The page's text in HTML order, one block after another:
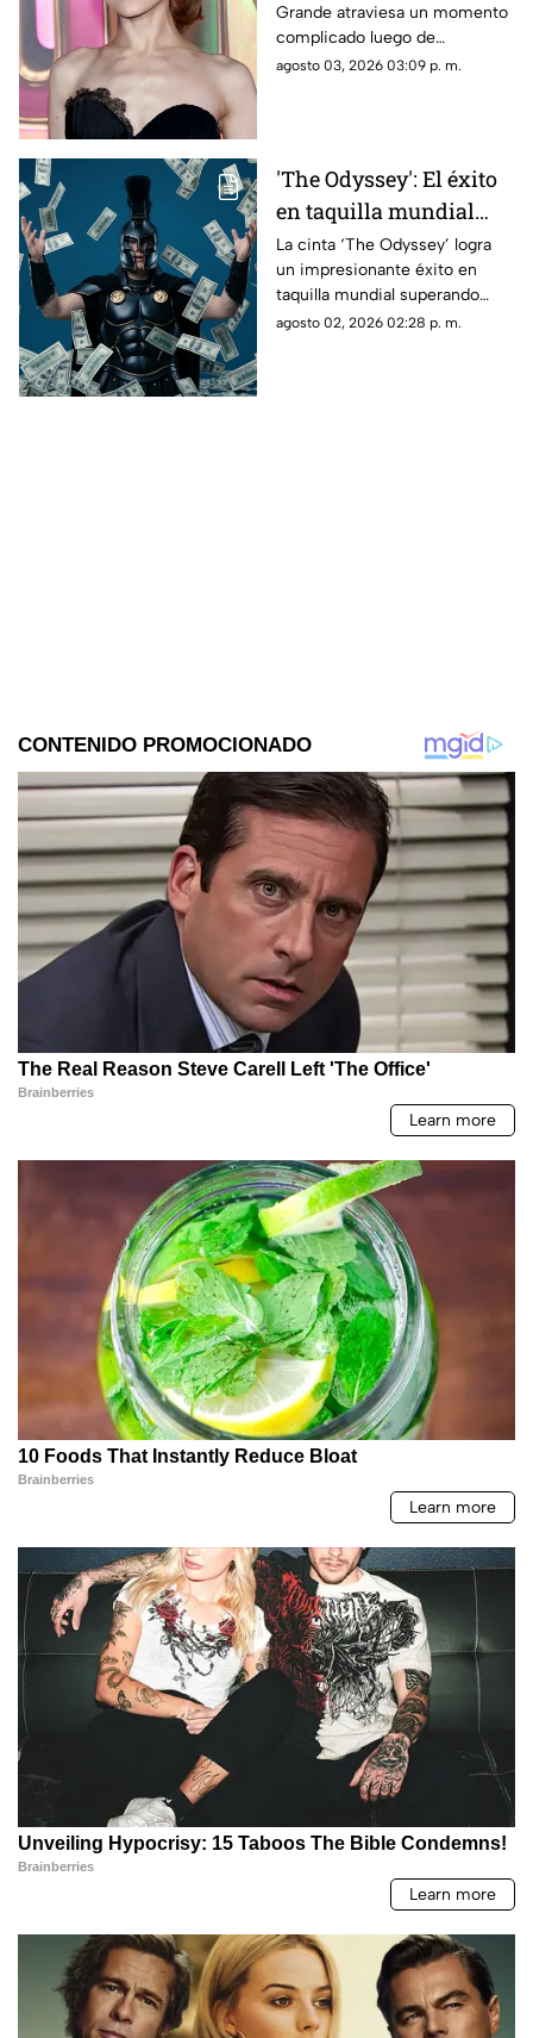
críticas a su apariencia
física
Grande atraviesa un momento
complicado luego de
convertirse en blanco de
agosto 03, 2026 03:09 p. m.
'The Odyssey': El éxito
en taquilla mundial
que rompe récords
La cinta ‘The Odyssey’ logra
un impresionante éxito en
taquilla mundial superando
$911M y perfilándose para
agosto 02, 2026 02:28 p. m.